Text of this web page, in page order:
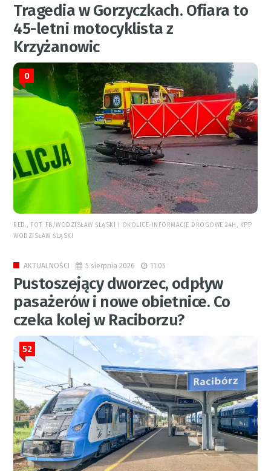
Tragedia w Gorzyczkach. Ofiara to
45-letni motocyklista z
Krzyżanowic
0
RED., FOT. FB/WODZISŁAW ŚLĄSKI I OKOLICE-INFORMACJE DROGOWE 24H, KPP
WODZISŁAW ŚLĄSKI
AKTUALNOŚCI 5 sierpnia 2026 11:05
Pustoszejący dworzec, odpływ
pasażerów i nowe obietnice. Co
czeka kolej w Raciborzu?
52